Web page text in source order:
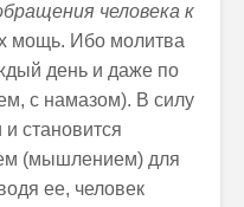
человека к
мощь. Ибо молитва
день и даже по
с намазом). В силу
и становится
(мышлением) для
ее, человек